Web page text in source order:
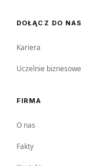
DOŁĄCZ DO NAS
Kariera
Uczelnie biznesowe
FIRMA
O nas
Fakty